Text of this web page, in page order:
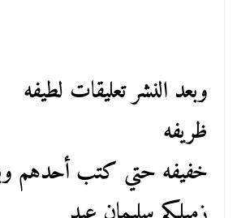
وبعد النشر تعليقات لطيفه
ظريفه
خفيفه حتي كتب أحدهم